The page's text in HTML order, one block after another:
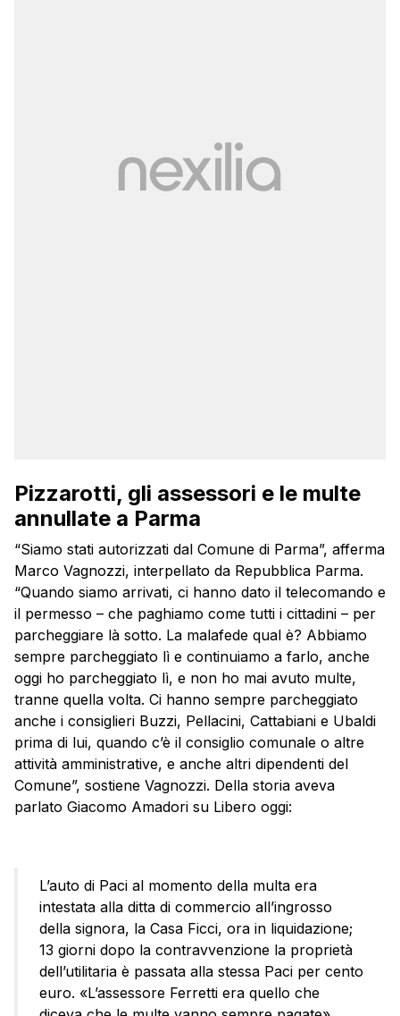
Pizzarotti, gli assessori e le multe
annullate a Parma
“Siamo stati autorizzati dal Comune di Parma”, afferma
Marco Vagnozzi, interpellato da Repubblica Parma.
“Quando siamo arrivati, ci hanno dato il telecomando e
il permesso – che paghiamo come tutti i cittadini – per
parcheggiare là sotto. La malafede qual è? Abbiamo
sempre parcheggiato lì e continuiamo a farlo, anche
oggi ho parcheggiato lì, e non ho mai avuto multe,
tranne quella volta. Ci hanno sempre parcheggiato
anche i consiglieri Buzzi, Pellacini, Cattabiani e Ubaldi
prima di lui, quando c’è il consiglio comunale o altre
attività amministrative, e anche altri dipendenti del
Comune”, sostiene Vagnozzi. Della storia aveva
parlato Giacomo Amadori su Libero oggi:
L’auto di Paci al momento della multa era
intestata alla ditta di commercio all’ingrosso
della signora, la Casa Ficci, ora in liquidazione;
13 giorni dopo la contravvenzione la proprietà
dell’utilitaria è passata alla stessa Paci per cento
euro. «L’assessore Ferretti era quello che